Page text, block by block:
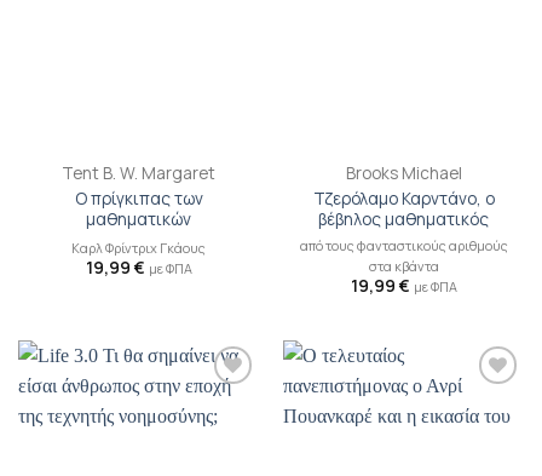
Tent B. W. Margaret
Ο πρίγκιπας των
μαθηματικών
Καρλ Φρίντριχ Γκάους
19,99 € με ΦΠΑ
Brooks Michael
Τζερόλαμο Καρντάνο, ο
βέβηλος μαθηματικός
από τους φανταστικούς αριθμούς
στα κβάντα
19,99 € με ΦΠΑ
Προσθήκη
βιβλίου
Προσθήκη
βιβλίου